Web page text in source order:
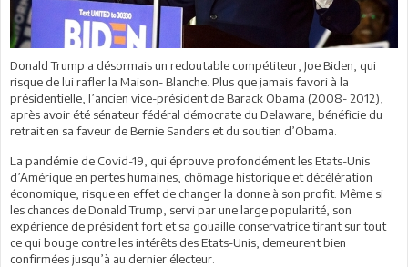
Donald Trump a désormais un redoutable compétiteur, Joe Biden, qui
risque de lui rafler la Maison- Blanche. Plus que jamais favori à la
présidentielle, l’ancien vice-président de Barack Obama (2008- 2012),
après avoir été sénateur fédéral démocrate du Delaware, bénéficie du
retrait en sa faveur de Bernie Sanders et du soutien d’Obama.
La pandémie de Covid-19, qui éprouve profondément les Etats-Unis
d’Amérique en pertes humaines, chômage historique et décélération
économique, risque en effet de changer la donne à son profit. Même si
les chances de Donald Trump, servi par une large popularité, son
expérience de président fort et sa gouaille conservatrice tirant sur tout
ce qui bouge contre les intérêts des Etats-Unis, demeurent bien
confirmées jusqu’à au dernier électeur.